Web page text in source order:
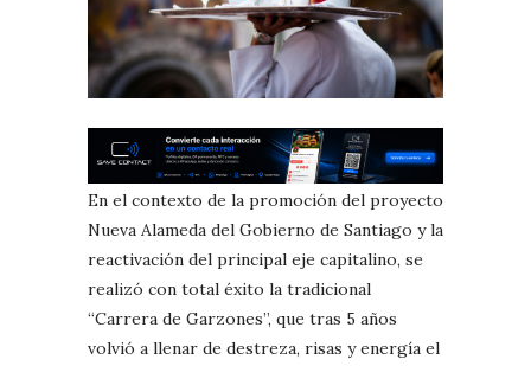
En el contexto de la promoción del proyecto
Nueva Alameda del Gobierno de Santiago y la
reactivación del principal eje capitalino, se
realizó con total éxito la tradicional
“Carrera de Garzones”, que tras 5 años
volvió a llenar de destreza, risas y energía el